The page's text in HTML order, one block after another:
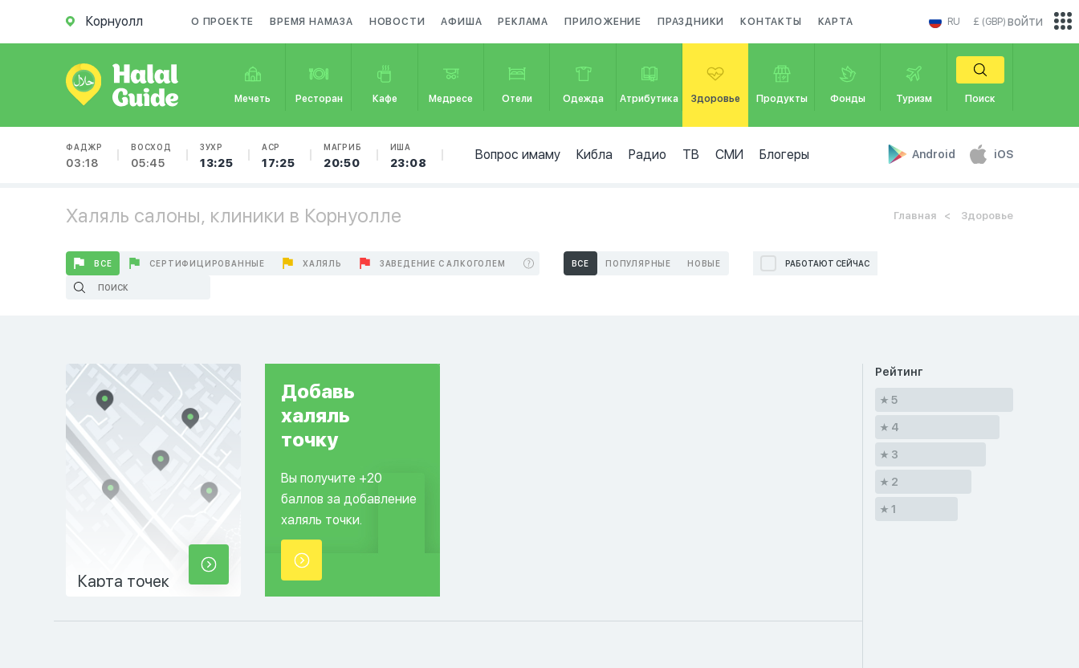
Корнуолл О ПРОЕКТЕ ВРЕМЯ НАМАЗА НОВОСТИ АФИША РЕКЛАМА ПРИЛОЖЕНИЕ ПРАЗДНИКИ КОНТАКТЫ КАРТА RU £ (GBP)
Мечеть Ресторан Кафе Медресе Отели Одежда Атрибутика Здоровье Продукты Фонды Туризм Поиск
ФАДЖР
03:18
ВОСХОД
05:45
ЗУХР
13:25
АСР
17:25
МАГРИБ
20:50
ИША
23:08
Вопрос имаму Кибла Радио ТВ СМИ Блогеры Android iOS
войти
Халяль салоны, клиники в Корнуолле Главная Здоровье
ВСЕ СЕРТИФИЦИРОВАННЫЕ ХАЛЯЛЬ ЗАВЕДЕНИЕ С АЛКОГОЛЕМ ВСЕ ПОПУЛЯРНЫЕ НОВЫЕ РАБОТАЮТ СЕЙЧАС
Карта точек
Добавь
халяль
точку
Вы получите +20
баллов за добавление
халяль точки.
Рейтинг
5
4
3
2
1